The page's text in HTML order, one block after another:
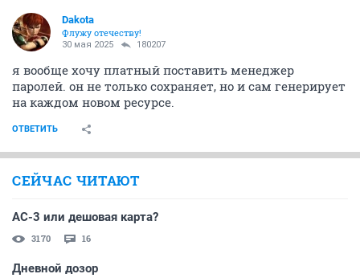
Dаkota
Флужу отечеству!
30 мая 2025 180207
я вообще хочу платный поставить менеджер
паролей. он не только сохраняет, но и сам генерирует
на каждом новом ресурсе.
ОТВЕТИТЬ
СЕЙЧАС ЧИТАЮТ
AC-3 или дешовая карта?
3170 16
Дневной дозор